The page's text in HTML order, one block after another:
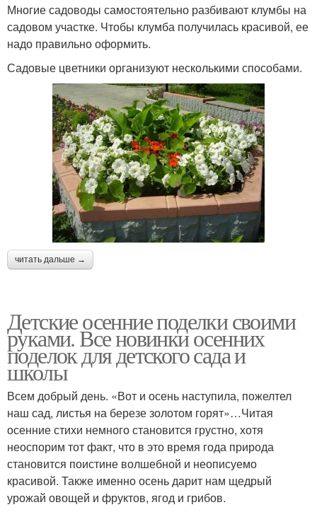
Многие садоводы самостоятельно разбивают клумбы на
садовом участке. Чтобы клумба получилась красивой, ее
надо правильно оформить.
Садовые цветники организуют несколькими способами.
читать дальше →
Детские осенние поделки своими
руками. Все новинки осенних
поделок для детского сада и
школы
Всем добрый день. «Вот и осень наступила, пожелтел
наш сад, листья на березе золотом горят»…Читая
осенние стихи немного становится грустно, хотя
неоспорим тот факт, что в это время года природа
становится поистине волшебной и неописуемо
красивой. Также именно осень дарит нам щедрый
урожай овощей и фруктов, ягод и грибов.